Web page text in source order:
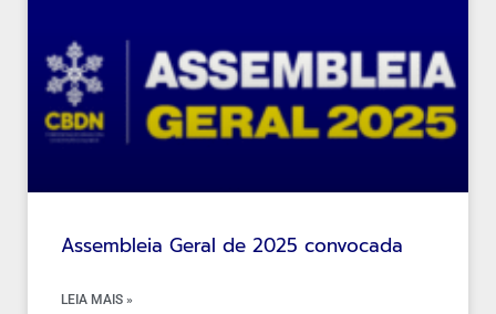
Assembleia Geral de 2025 convocada
LEIA MAIS »